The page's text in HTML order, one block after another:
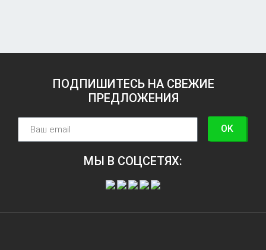
ПОДПИШИТЕСЬ НА СВЕЖИЕ
ПРЕДЛОЖЕНИЯ
OK
МЫ В СОЦСЕТЯХ: